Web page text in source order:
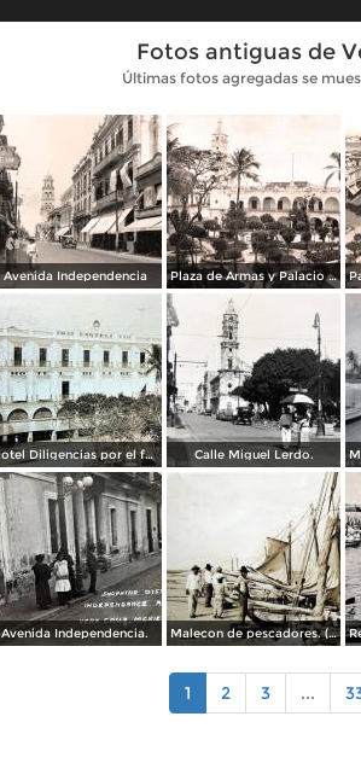
Fotos antiguas de
Últimas fotos agregadas se
Avenida Independencia Plaza de Armas y Palacio Municipal
Hotel Diligencias por el fotografo Walter E Hadsell. ( Circulada el 17 de Febrero de 1914 ). Calle Miguel Lerdo.
Avenida Independencia. Malecon de pescadores. ( Circulada el 12 de Agosto de 1911 ).
1 2 3 ...